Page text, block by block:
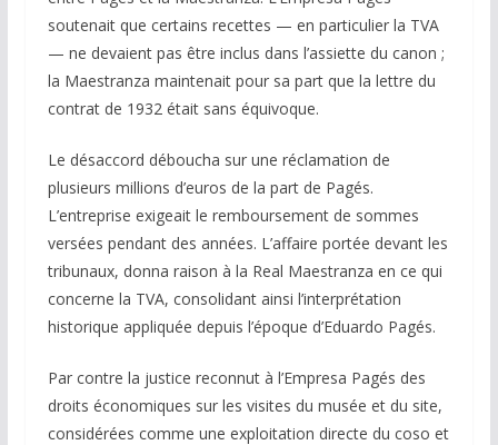
soutenait que certains recettes — en particulier la TVA
— ne devaient pas être inclus dans l’assiette du canon ;
la Maestranza maintenait pour sa part que la lettre du
contrat de 1932 était sans équivoque.
Le désaccord déboucha sur une réclamation de
plusieurs millions d’euros de la part de Pagés.
L’entreprise exigeait le remboursement de sommes
versées pendant des années. L’affaire portée devant les
tribunaux, donna raison à la Real Maestranza en ce qui
concerne la TVA, consolidant ainsi l’interprétation
historique appliquée depuis l’époque d’Eduardo Pagés.
Par contre la justice reconnut à l’Empresa Pagés des
droits économiques sur les visites du musée et du site,
considérées comme une exploitation directe du coso et